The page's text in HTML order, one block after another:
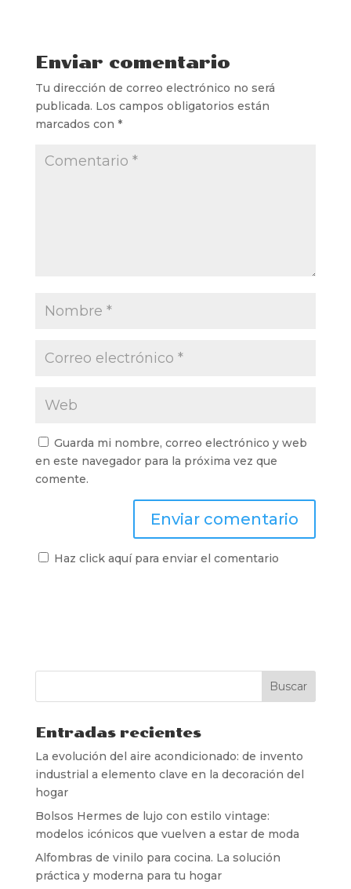
Enviar comentario
Tu dirección de correo electrónico no será
publicada. Los campos obligatorios están
marcados con *
Guarda mi nombre, correo electrónico y web
en este navegador para la próxima vez que
comente.
Haz click aquí para enviar el comentario
Entradas recientes
La evolución del aire acondicionado: de invento
industrial a elemento clave en la decoración del
hogar
Bolsos Hermes de lujo con estilo vintage:
modelos icónicos que vuelven a estar de moda
Alfombras de vinilo para cocina. La solución
práctica y moderna para tu hogar